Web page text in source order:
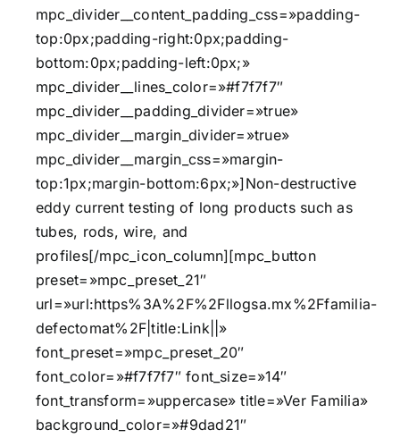
mpc_divider__content_padding_css=»padding-
top:0px;padding-right:0px;padding-
bottom:0px;padding-left:0px;»
mpc_divider__lines_color=»#f7f7f7″
mpc_divider__padding_divider=»true»
mpc_divider__margin_divider=»true»
mpc_divider__margin_css=»margin-
top:1px;margin-bottom:6px;»]Non-destructive
eddy current testing of long products such as
tubes, rods, wire, and
profiles[/mpc_icon_column][mpc_button
preset=»mpc_preset_21″
url=»url:https%3A%2F%2Fllogsa.mx%2Ffamilia-
defectomat%2F|title:Link||»
font_preset=»mpc_preset_20″
font_color=»#f7f7f7″ font_size=»14″
font_transform=»uppercase» title=»Ver Familia»
background_color=»#9dad21″